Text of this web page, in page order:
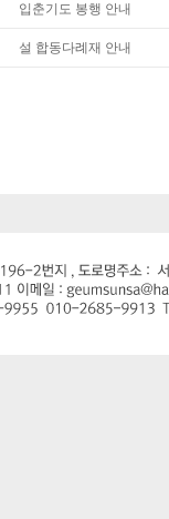
입춘기도 봉행 안내
설 합동다례재 안내